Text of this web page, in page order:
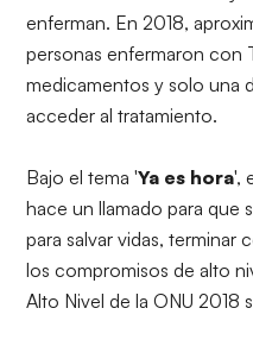
enferman. En 2018,
personas enfermaron con
medicamentos y solo una
acceder al tratamiento.
Bajo el tema 'Ya es hora',
hace un llamado para que
para salvar vidas,
los compromisos de alto
Alto Nivel de la ONU 2018